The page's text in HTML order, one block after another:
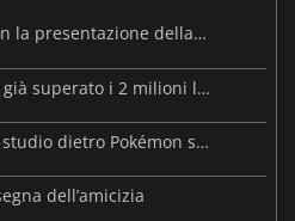
MARVEL Tōkon debutta con la presentazione della roadmap per il primo anno
Resident Evil: Veronica ha già superato i 2 milioni liste dei desideri
Beast of Reincarnation: lo studio dietro Pokémon su una nuova strada
dell’amicizia